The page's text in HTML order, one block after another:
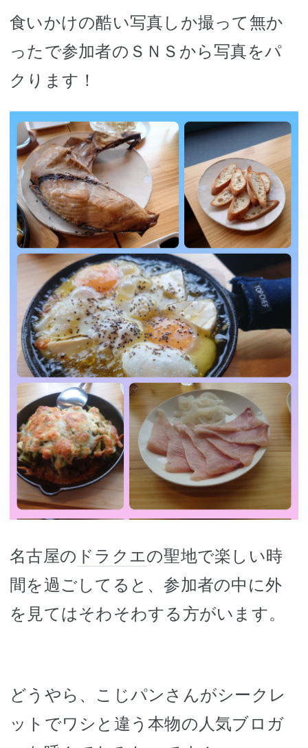
食いかけの酷い写真しか撮って無か
ったで参加者のＳＮＳから写真をパ
クります！
名古屋の ドラクエの聖地で楽しい時
間を過ごしてると、参加者の中に外
を見てはそわそわする方がいます。
どうやら、こじパンさんがシークレ
ットでワシと違う本物の人気ブロガ